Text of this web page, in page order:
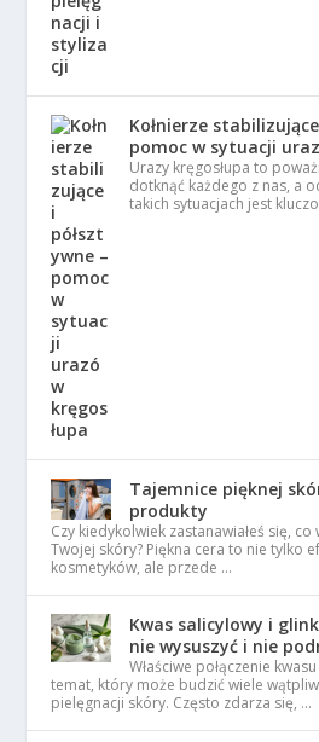
Kołnierze
pomoc w sytuacji
Urazy kręgosłupa to
dotknąć każdego z nas, a
takich sytuacjach jest
Tajemnice pięknej
produkty
Czy kiedykolwiek zastanawiałeś się, co
Twojej skóry? Piękna cera to nie tylko
kosmetyków, ale przede …
Kwas salicylowy i
nie wysuszyć i nie
Właściwe połączenie
temat, który może budzić wiele
pielęgnacji skóry. Często zdarza się, …